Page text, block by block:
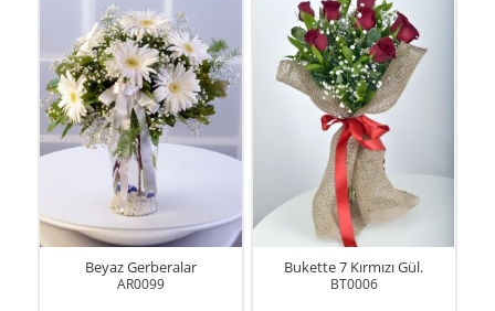
Beyaz Gerberalar
AR0099
Bukette 7 Kırmızı Gül.
BT0006